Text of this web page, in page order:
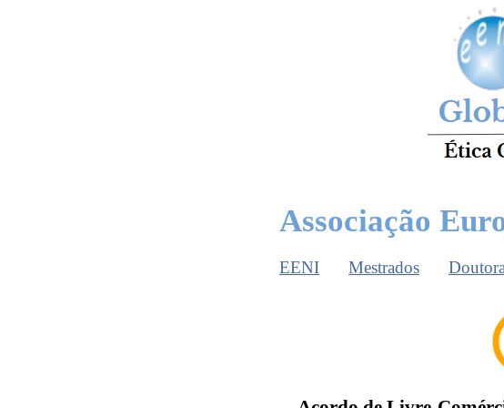
Associação
EENI Mestrados